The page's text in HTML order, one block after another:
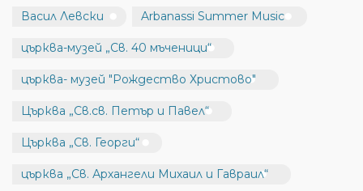
Васил Левски Arbanassi Summer Music
църква-музей „Св. 40 мъченици“
църква- музей "Рождество Христово"
Църква „Св.св. Петър и Павел“
Църква „Св. Георги“
църква „Св. Архангели Михаил и Гавраил“